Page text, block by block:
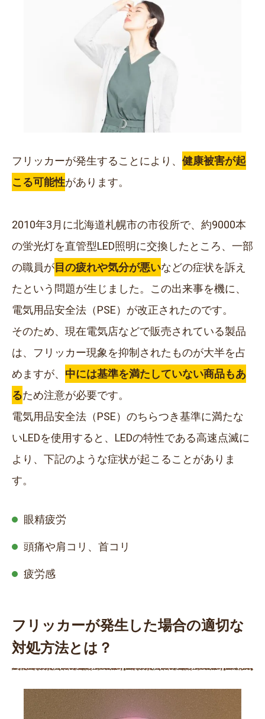
フリッカーが発生することにより、 健康被害が起
こる可能性があります。
2010年3月に北海道札幌市の市役所で、約9000本
の蛍光灯を直管型LED照明に交換したところ、一部
の職員が目の疲れや気分が悪いなどの症状を訴え
たという問題が生じました。この出来事を機に、
電気用品安全法（PSE）が改正されたのです。
そのため、現在電気店などで販売されている製品
は、フリッカー現象を抑制されたものが大半を占
めますが、 中には基準を満たしていない商品もあ
るため注意が必要です。
電気用品安全法（PSE）のちらつき基準に満たな
いLEDを使用すると、LEDの特性である高速点滅に
より、下記のような症状が起こることがありま
す。
眼精疲労
頭痛や肩コリ、首コリ
疲労感
フリッカーが発生した場合の適切な
対処方法とは？